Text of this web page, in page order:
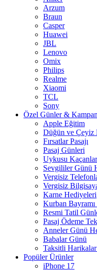
Arzum
Braun
Casper
Huawei
JBL
Lenovo
Omix
Philips
Realme
Xiaomi
TCL
Sony
Özel Günler &
Apple Eğitim
Düğün ve Çeyiz
Fırsatlar Pasajı
Pasaj Günleri
Uykusu
Sevgililer Günü
Vergisiz
Vergisiz
Karne Hediyeleri
Kurban Bayramı
Resmi Tatil
Pasaj Ödeme
Anneler Günü
Babalar Günü
Taksitli Harikalar
Popüler Ürünler
iPhone 17